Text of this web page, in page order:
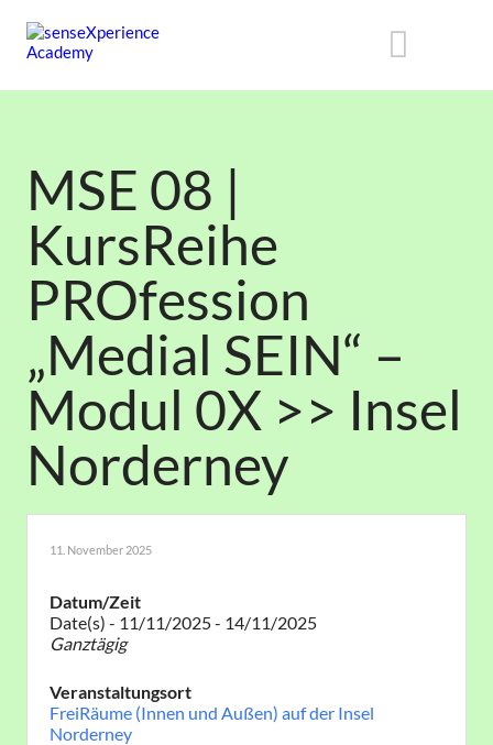
MSE 08 |
KursReihe
PROfession
„Medial SEIN“ –
Modul 0X >> Insel
Norderney
11. November 2025
Datum/Zeit
Date(s) - 11/11/2025 - 14/11/2025
Ganztägig
Veranstaltungsort
FreiRäume (Innen und Außen) auf der Insel
Norderney